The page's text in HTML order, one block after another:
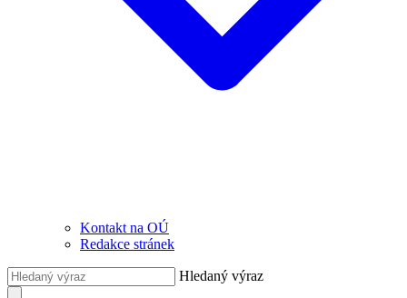
Kontakt na OÚ
Redakce stránek
Hledaný výraz